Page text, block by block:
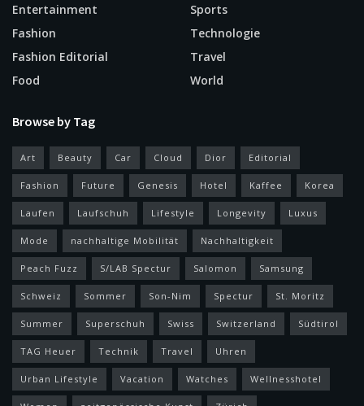
Entertainment
Fashion
Fashion Editorial
Food
Sports
Technologie
Travel
World
Browse by Tag
Art Beauty Car Cloud Dior Editorial
Fashion Future Genesis Hotel Kaffee Korea
Laufen Laufschuh Lifestyle Longevity Luxus
Mode nachhaltige Mobilität Nachhaltigkeit
Peach Fuzz S/LAB Spectur Salomon Samsung
Schweiz Sommer Son-Nim Spectur St. Moritz
Summer Superschuh Swiss Switzerland Südtirol
TAG Heuer Technik Travel Uhren
Urban Lifestyle Vacation Watches Wellnesshotel